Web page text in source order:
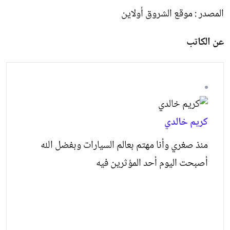
المصدر : موقع الشروق أولاين
عن الكاتب
كريم خالدي
منذ صغري وأنا مهتم بعالم السيارات وبفضل الله
أصبحت اليوم أحد المؤثرين فيه